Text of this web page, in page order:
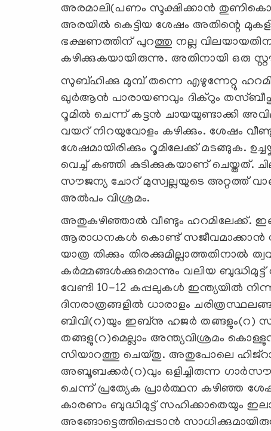
അരമാലി(പണം സൂക്ഷിക്കാന്‍
അരയില്‍ കെട്ടിയ ശേഷം അതിന്റെ
ഭക്ഷണത്തിന് പുറത്തു നല്ല
കഴിക്കുകയായിരുന്നു. അതിനായി ഒരു
സുബ്ഹിക്കു മുമ്പ് തന്നെ എഴുന്നേറ്റു
ഖുര്‍ആന്‍ പാരായണവും ദിക്‌റും
റൂമില്‍ ചെന്ന് കട്ടന്‍ ചായയുണ്ടാക്കി
വയറ് നിറയുവോളം കഴിക്കും. ശേഷം
ശേഷമായിരിക്കും റൂമിലേക്ക് മടങ്ങുക.
വെച്ച് കഞ്ഞി കുടിക്കുകയാണ് ചെയ്തത്.
സൗജന്യ ചോറ് മുസ്വല്ലയുടെ അറ്റത്ത്
അല്‍പം വിശ്രമം.
അതുകഴിഞ്ഞാല്‍ വീണ്ടും ഹറമിലേക്ക്.
ആരാധനകള്‍ കൊണ്ട് സജീവമാക്കാന്‍
യാത്ര തിക്കും
കര്‍മ്മങ്ങള്‍ക്കുമൊന്നും വലിയ ബുദ്ധിമുട്ട്
വേണ്ടി 10-12 കപ്പലുകള്‍ ഇന്ത്യയില്‍
ദിനരാത്രങ്ങളില്‍ ധാരാളം
ബിവി(റ)യും ഇബ്‌നു ഹജര്‍ തങ്ങളും(റ)
തങ്ങളു(റ)മെല്ലാം അന്ത്യവിശ്രമം
സിയാറത്തു ചെയ്തു. അതുപോലെ
അബൂബക്കര്‍(റ)വും ഒളിച്ചിരുന്ന
ചെന്ന് പ്രത്യേക പ്രാര്‍ത്ഥന കഴിഞ്ഞ
കാരണം ബുദ്ധിമുട്ട് സഹിക്കാതെയും
അങ്ങോട്ടെത്തിപ്പെടാന്‍